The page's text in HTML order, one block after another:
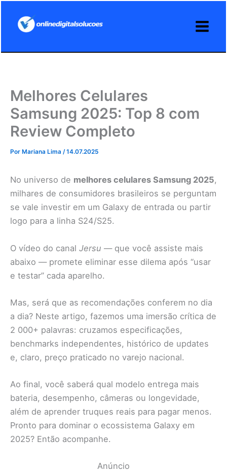
Melhores Celulares
Samsung 2025: Top 8 com
Review Completo
Por Mariana Lima /14.07.2025
No universo de melhores celulares Samsung 2025,
milhares de consumidores brasileiros se perguntam
se vale investir em um Galaxy de entrada ou partir
logo para a linha S24/S25.
O vídeo do canal Jersu — que você assiste mais
abaixo — promete eliminar esse dilema após “usar
e testar” cada aparelho.
Mas, será que as recomendações conferem no dia
a dia? Neste artigo, fazemos uma imersão crítica de
2 000+ palavras: cruzamos especificações,
benchmarks independentes, histórico de updates
e, claro, preço praticado no varejo nacional.
Ao final, você saberá qual modelo entrega mais
bateria, desempenho, câmeras ou longevidade,
além de aprender truques reais para pagar menos.
Pronto para dominar o ecossistema Galaxy em
2025? Então acompanhe.
Anúncio